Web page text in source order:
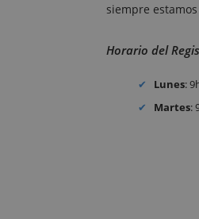
siempre
Horario del
Lunes:
Martes: